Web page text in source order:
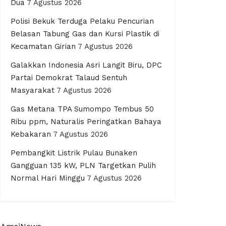
Dua 7 Agustus 2026
Polisi Bekuk Terduga Pelaku Pencurian
Belasan Tabung Gas dan Kursi Plastik di
Kecamatan Girian 7 Agustus 2026
Galakkan Indonesia Asri Langit Biru, DPC
Partai Demokrat Talaud Sentuh
Masyarakat 7 Agustus 2026
Gas Metana TPA Sumompo Tembus 50
Ribu ppm, Naturalis Peringatkan Bahaya
Kebakaran 7 Agustus 2026
Pembangkit Listrik Pulau Bunaken
Gangguan 135 kW, PLN Targetkan Pulih
Normal Hari Minggu 7 Agustus 2026